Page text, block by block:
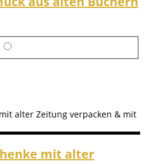
mit alter